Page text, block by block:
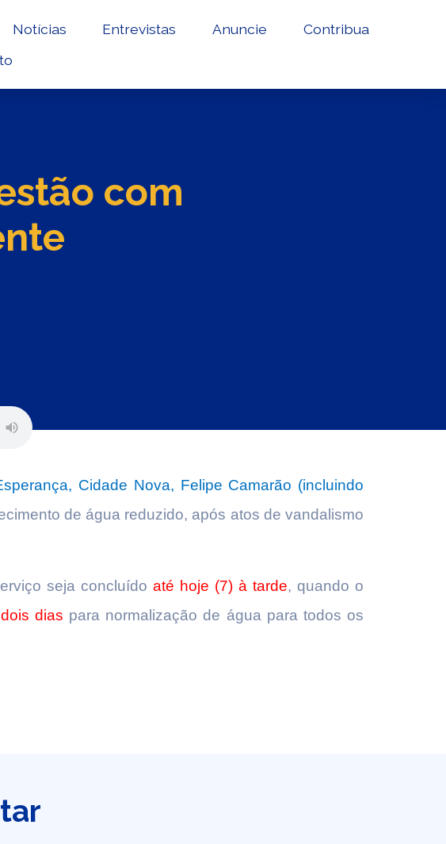
Notícias Entrevistas Anuncie
Contribua
com
Cidade Nova, Felipe Camarão (incluindo
de água reduzido, após atos de vandalismo
seja concluídoaté hoje (7) à tarde, quando o
dias para normalização de água para todos os